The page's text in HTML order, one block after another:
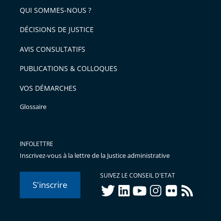
l'article
pour
avant
QUI SOMMES-NOUS ?
DÉCISIONS DE JUSTICE
AVIS CONSULTATIFS
PUBLICATIONS & COLLOQUES
VOS DÉMARCHES
Glossaire
INFOLETTRE
Inscrivez-vous à la lettre de la Justice administrative
S'inscrire
SUIVEZ LE CONSEIL D'ETAT
twitterlinkedInyoutubeinstagram
flickr rss